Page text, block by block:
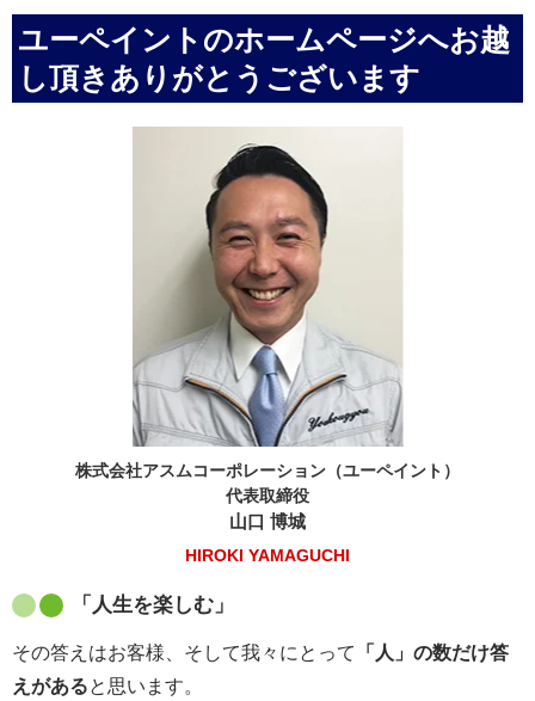
ユーペイントのホームページへお越
し頂きありがとうございます
株式会社アスムコーポレーション（ユーペイント）
代表取締役
山口 博城
HIROKI YAMAGUCHI
「人生を楽しむ」
その答えはお客様、そして我々にとって
「人」の数だけ答
えがあると思います。